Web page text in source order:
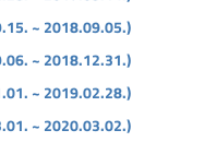
~ 2018.09.05.)
~ 2018.12.31.)
~ 2019.02.28.)
~ 2020.03.02.)